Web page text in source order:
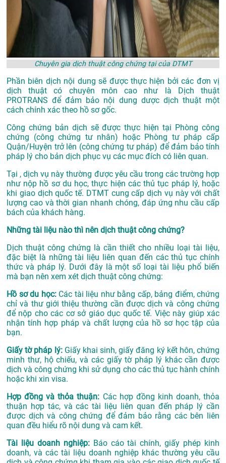
Chuyên gia dịch thuật công chứng tại của DTMT
Phần biên dịch nội dung sẽ được thực hiện bởi các đơn vị
dịch thuật có chuyên môn cao như là
Dịch thuật
PROTRANSđể đảm bảo nội dung dược dịch thuật một
cách chính xác theo hồ sơ gốc.
Công chứng bản dịch sẽ được thực hiện tại Phòng công
chứng (công chứng tư nhân) hoặc Phòng tư pháp cấp
Quận/Huyện trở lên (công chứng tư pháp) để đảm bảo tính
pháp lý cho bản dịch phục vụ các mục đích có liên quan.
Tại , dịch vụ này thường được yêu cầu trong các trường hợp
như nộp hồ sơ du học, thực hiện các thủ tục pháp lý, hoặc
khi giao dịch quốc tế. DTMT cung cấp dịch vụ này với chất
lượng cao và thời gian nhanh chóng, đáp ứng nhu cầu cấp
bách của khách hàng.
Những tài liệu nào thì nên dịch thuật công chứng?
Dịch thuật công chứng là cần thiết cho nhiều loại tài liệu,
đặc biệt là những tài liệu liên quan đến các thủ tục chính
thức và pháp lý. Dưới đây là một số loại tài liệu phổ biến
mà bạn nên xem xét dịch thuật công chứng:
Hồ sơ du học:Các tài liệu như bằng cấp, bảng điểm, chứng
chỉ và thư giới thiệu thường cần được dịch và công chứng
để nộp cho các cơ sở giáo dục quốc tế. Việc này giúp xác
nhận tính hợp pháp và chất lượng của hồ sơ học tập của
bạn.
Giấy tờ pháp lý:Giấy khai sinh, giấy đăng ký kết hôn, chứng
minh thư, hộ chiếu, và các giấy tờ pháp lý khác cần được
dịch và công chứng khi sử dụng cho các thủ tục hành chính
hoặc khi xin visa.
Hợp đồng và thỏa thuận: Các hợp đồng kinh doanh, thỏa
thuận hợp tác, và các tài liệu liên quan đến pháp lý cần
được dịch và công chứng để đảm bảo rằng các bên liên
quan đều hiểu rõ nội dung và cam kết.
Tài liệu doanh nghiệp:Báo cáo tài chính, giấy phép kinh
doanh, và các tài liệu doanh nghiệp khác thường yêu cầu